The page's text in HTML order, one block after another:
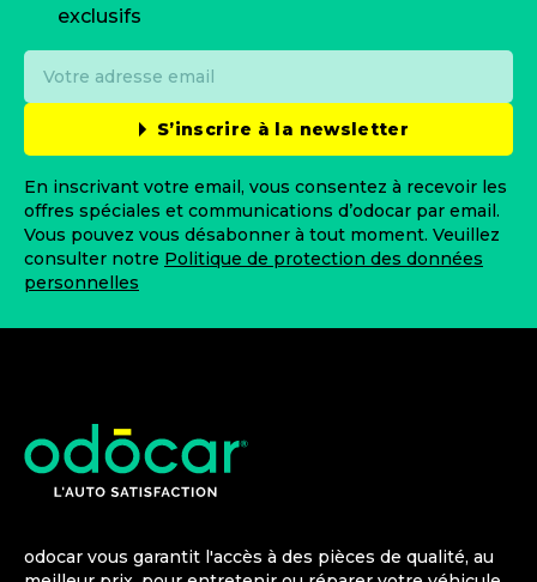
exclusifs
S’inscrire à la newsletter
En inscrivant votre email, vous consentez à recevoir les
offres spéciales et communications d’odocar par email.
Vous pouvez vous désabonner à tout moment. Veuillez
consulter notre Politique de protection des données
personnelles
odocar vous garantit l'accès à des pièces de qualité, au